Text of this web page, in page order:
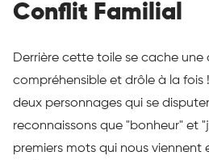
Conflit Familial
Derrière cette toile se cache une
compréhensible et drôle à la fois
deux personnages qui se
reconnaissons que "bonheur" et
premiers mots qui nous viennent